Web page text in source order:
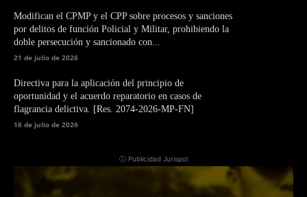
Modifican el CPMP y el CPP sobre procesos y sanciones
por delitos de función Policial y Militar, prohibiendo la
doble persecución y sancionado con...
21 de julio de 2026
Directiva para la aplicación del principio de
oportunidad y el acuerdo reparatorio en casos de
flagrancia delictiva. [Res. 2074-2026-MP-FN]
16 de julio de 2026
ⓘ Publicidad Jurispol